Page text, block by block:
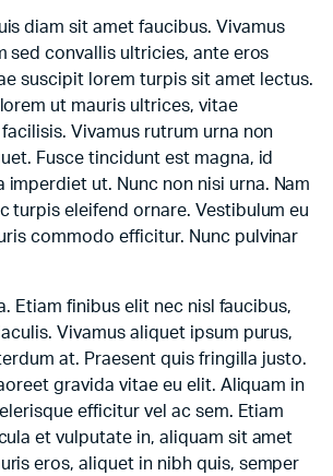
diam sit amet faucibus. Vivamus
sed convallis ultricies, ante eros
suscipit lorem turpis sit amet lectus.
ut mauris ultrices, vitae
Vivamus rutrum urna non
Fusce tincidunt est magna, id
imperdiet ut. Nunc non nisi urna. Nam
turpis eleifend ornare. Vestibulum eu
commodo efficitur. Nunc pulvinar
Etiam finibus elit nec nisl faucibus,
Vivamus aliquet ipsum purus,
at. Praesent quis fringilla justo.
gravida vitae eu elit. Aliquam in
efficitur vel ac sem. Etiam
et vulputate in, aliquam sit amet
eros, aliquet in nibh quis, semper